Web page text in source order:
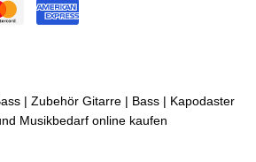
| Zubehör Gitarre | Bass | Kapodaster
Musikbedarf online kaufen